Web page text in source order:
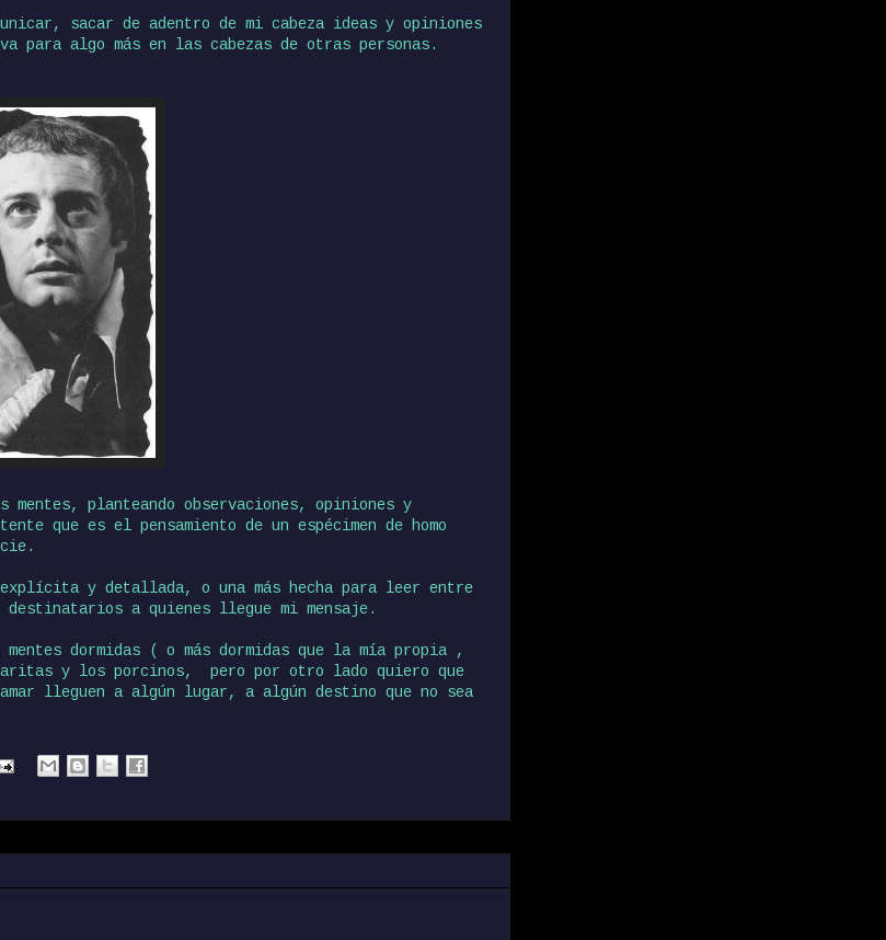
sacar de adentro de mi cabeza ideas y opiniones
para algo más en las cabezas de otras personas.
planteando observaciones, opiniones y
que es el pensamiento de un espécimen de homo
y detallada, o una más hecha para leer entre
a quienes llegue mi mensaje.
dormidas ( o más dormidas que la mía propia ,
y los porcinos, pero por otro lado quiero que
lleguen a algún lugar, a algún destino que no sea